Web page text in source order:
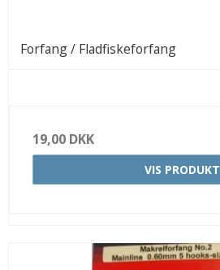
Forfang / Fladfiskeforfang
19,00 DKK
VIS PRODUKT